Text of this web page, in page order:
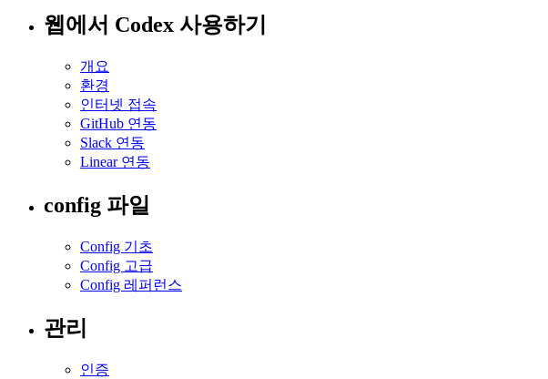
웹에서 Codex 사용하기
개요
환경
인터넷 접속
GitHub 연동
Slack 연동
Linear 연동
config 파일
Config 기초
Config 고급
Config 레퍼런스
관리
인증